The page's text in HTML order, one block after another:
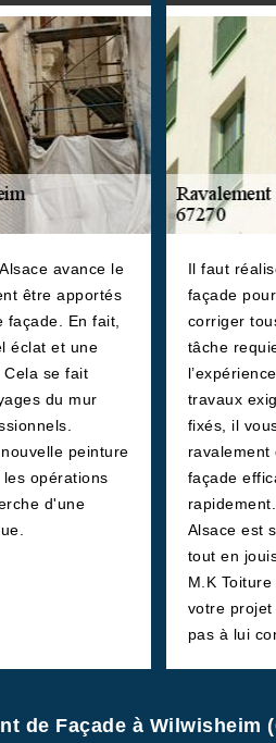
avance le
être apportés
En fait,
éclat et une
se fait
du mur
peinture
opérations
d'une
Il faut
façade
corriger
tâche
travaux
fixés, il
ravalement
façade
Alsace est
tout en
M.K
votre projet
pas à lui
de Façade à Wilwisheim